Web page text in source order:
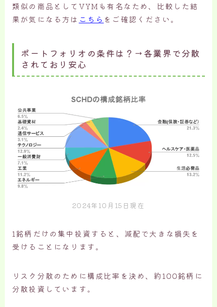
類似の商品としてVYMも有名なため、比較した結
果が気になる方は こちら をご確認ください。
ポートフォリオの条件は？→各業界で分散
されており安心
2024年10月15日現在
1銘柄だけの集中投資すると、減配で大きな損失を
受けることになります。
リスク分散のために構成比率を決め、約100銘柄に
分散投資しています。